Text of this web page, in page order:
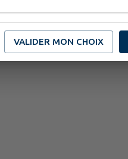
VALIDER MON CHOIX